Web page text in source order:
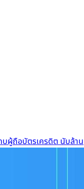
บผู้ถือบัตรเครดิต นับล้าน